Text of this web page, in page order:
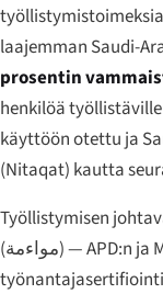
laajemman Saudi-
prosentin
henkilöä
käyttöön otettu ja
(Nitaqat) kautta
Työllistymisen
(مواءمة) — APD:n ja